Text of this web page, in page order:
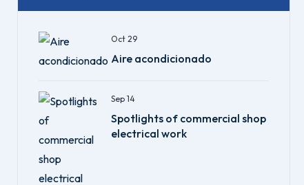
Oct 29
Aire acondicionado
Sep 14
Spotlights of commercial shop
electrical work